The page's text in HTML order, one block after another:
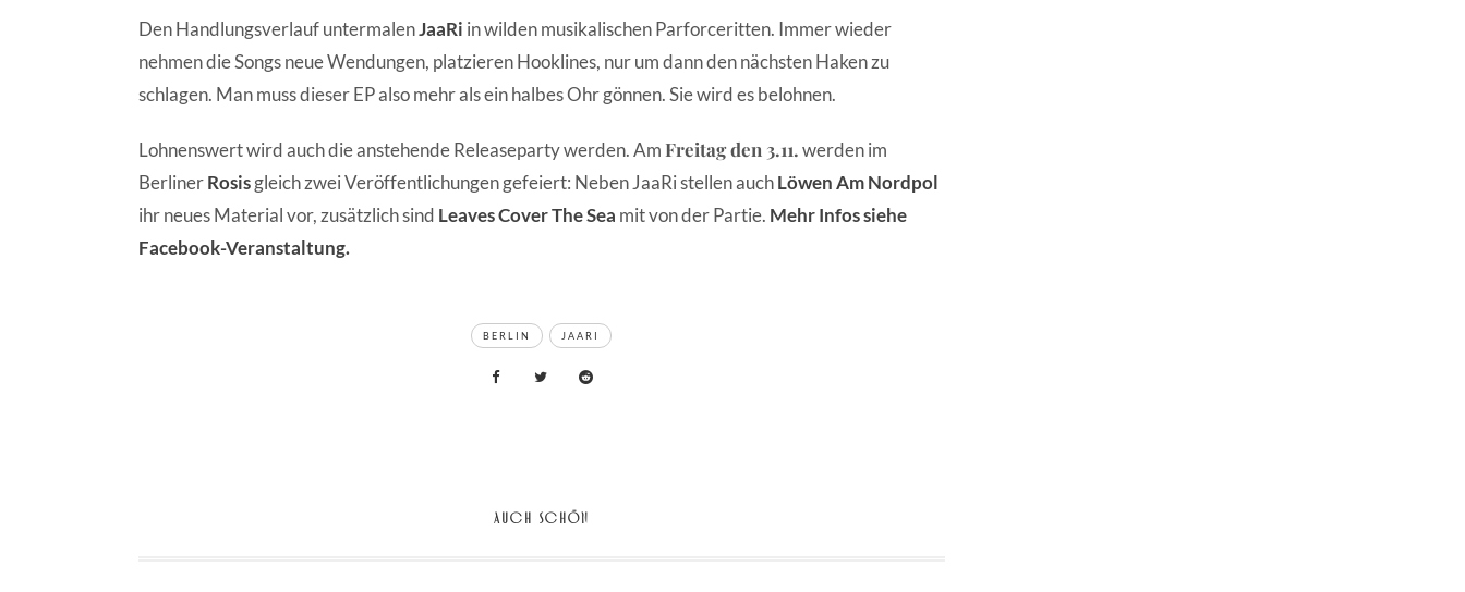
Den Handlungsverlauf untermalenJaaRi in wilden musikalischen Parforceritten. Immer wieder
nehmen die Songs neue Wendungen, platzieren Hooklines, nur um dann den nächsten Haken zu
schlagen. Man muss dieser EP also mehr als ein halbes Ohr gönnen. Sie wird es belohnen.
Lohnenswert wird auch die anstehende Releaseparty werden. AmFreitag den 3.11.werden im
BerlinerRosisgleich zwei Veröffentlichungen gefeiert: Neben JaaRi stellen auchLöwen Am Nordpol
ihr neues Material vor, zusätzlich sind Leaves Cover The Sea mit von der Partie. Mehr Infos siehe
Facebook-Veranstaltung.
BERLIN JAARI
AUCH SCHÖN